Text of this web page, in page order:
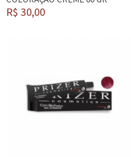
R$ 30,00